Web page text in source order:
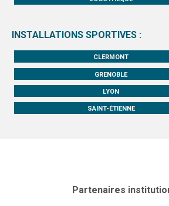
INSTALLATIONS SPORTIVES :
CLERMONT
GRENOBLE
LYON
SAINT-ÉTIENNE
Partenaires